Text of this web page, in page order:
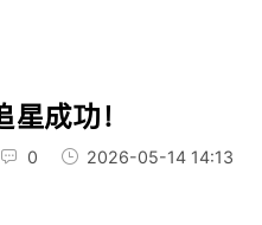
成功！
0 2026-05-14 14:13